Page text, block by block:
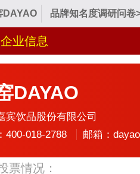
DAYAO 品牌知名度调研问卷
企业信息
DAYAO
宾饮品股份有限公司
400-018-2788
邮箱：
票情况：